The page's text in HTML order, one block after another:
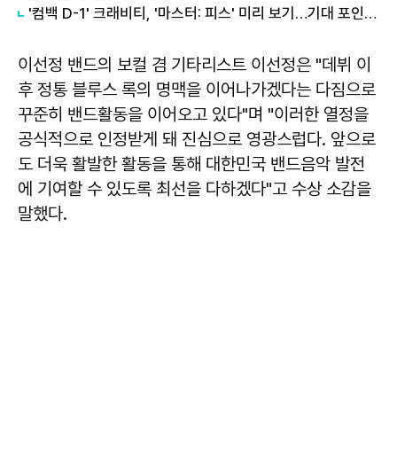
'컴백 D-1' 크래비티, '마스터: 피스' 미리 보기…기대 포인트3
이선정 밴드의 보컬 겸 기타리스트 이선정은 "데뷔 이
후 정통 블루스 록의 명맥을 이어나가겠다는 다짐으로
꾸준히 밴드활동을 이어오고 있다"며 "이러한 열정을
공식적으로 인정받게 돼 진심으로 영광스럽다. 앞으로
도 더욱 활발한 활동을 통해 대한민국 밴드음악 발전
에 기여할 수 있도록 최선을 다하겠다"고 수상 소감을
말했다.